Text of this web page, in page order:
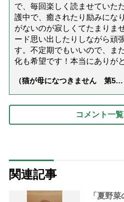
で、毎回楽しく読ませていた
護中で、癒されたり励みにな
がないのが寂しくてたまりま
ード思い出したりしながら頑
す。不定期でもいいので、ま
化も希望です！本当にありが
（猫が母になつきません 第500
コメント一
関連記事
「夏野